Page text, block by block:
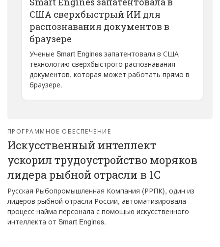
США сверхбыстрый ИИ для
распознавания документов в
браузере
Ученые Smart Engines запатентовали в США
технологию сверхбыстрого распознавания
документов, которая может работать прямо в
браузере.
ПРОГРАММНОЕ ОБЕСПЕЧЕНИЕ
Искусственный интеллект
ускорил трудоустройство моряков
лидера рыбной отрасли в 1С
Русская Рыбопромышленная Компания (РРПК), один из
лидеров рыбной отрасли России, автоматизировала
процесс найма персонала с помощью искусственного
интеллекта от Smart Engines.